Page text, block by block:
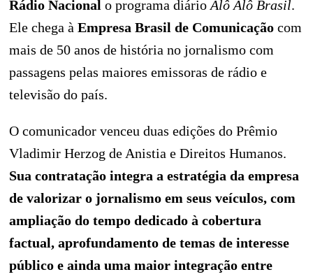
Rádio Nacional o programa diário Alô Alô Brasil.
Ele chega à Empresa Brasil de Comunicação com
mais de 50 anos de história no jornalismo com
passagens pelas maiores emissoras de rádio e
televisão do país.
O comunicador venceu duas edições do Prêmio
Vladimir Herzog de Anistia e Direitos Humanos.
Sua contratação integra a estratégia da empresa
de valorizar o jornalismo em seus veículos, com
ampliação do tempo dedicado à cobertura
factual, aprofundamento de temas de interesse
público e ainda uma maior integração entre